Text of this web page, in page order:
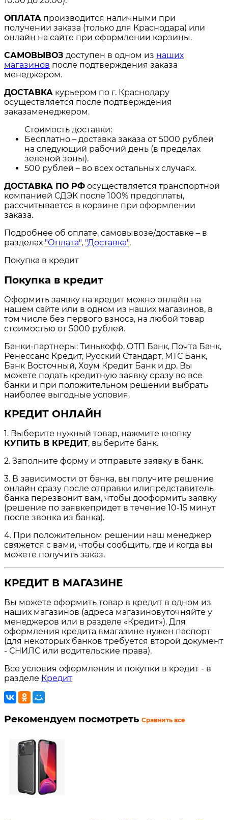
ОПЛАТА производится наличными при
получении заказа (только для Краснодара) или
онлайн на сайте при оформлении корзины.
САМОВЫВОЗ доступен в одном из наших
магазинов после подтверждения заказа
менеджером.
ДОСТАВКА курьером по г. Краснодару
осуществляется после подтверждения
заказаменеджером.
Стоимость доставки:
Бесплатно – доставка заказа от 5000 рублей
на следующий рабочий день (в пределах
зеленой зоны).
500 рублей – во всех остальных случаях.
ДОСТАВКА ПО РФ осуществляется транспортной
компанией СДЭК после 100% предоплаты,
рассчитывается в корзине при оформлении
заказа.
Подробнее об оплате, самовывозе/доставке – в
разделах "Оплата", "Доставка".
Покупка в кредит
Покупка в кредит
Оформить заявку на кредит можно онлайн на
нашем сайте или в одном из наших магазинов, в
том числе без первого взноса, на любой товар
стоимостью от 5000 рублей.
Банки-партнеры: Тинькофф, ОТП Банк, Почта Банк,
Ренессанс Кредит, Русский Стандарт, МТС Банк,
Банк Восточный, Хоум Кредит Банк и др. Вы
можете подать кредитную заявку сразу во все
банки и при положительном решении выбрать
наиболее выгодные условия.
КРЕДИТ ОНЛАЙН
1. Выберите нужный товар, нажмите кнопку
КУПИТЬ В КРЕДИТ, выберите банк.
2. Заполните форму и отправьте заявку в банк.
3. В зависимости от банка, вы получите решение
онлайн сразу после отправки илипредставитель
банка перезвонит вам, чтобы дооформить заявку
(решение по заявкепридет в течение 10-15 минут
после звонка из банка).
4. При положительном решении наш менеджер
свяжется с вами, чтобы сообщить, где и когда вы
можете получить заказ.
КРЕДИТ В МАГАЗИНЕ
Вы можете оформить товар в кредит в одном из
наших магазинов (адреса магазиновуточняйте у
менеджеров или в разделе «Кредит»). Для
оформления кредита вмагазине нужен паспорт
(для некоторых банков требуется второй документ
- СНИЛС или водительские права).
Все условия оформления и покупки в кредит - в
разделе Кредит
Рекомендуем посмотреть Сравнить все